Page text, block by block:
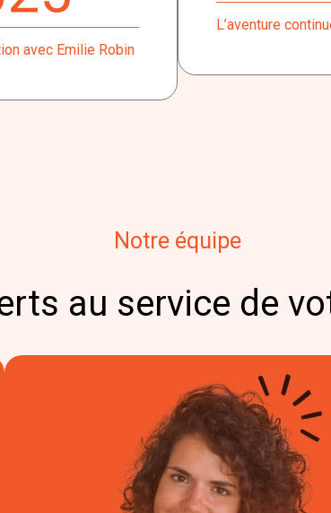
avec Emilie Robin
L’aventure
Notre équipe
au service de